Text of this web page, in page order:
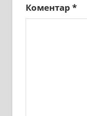
Коментар *